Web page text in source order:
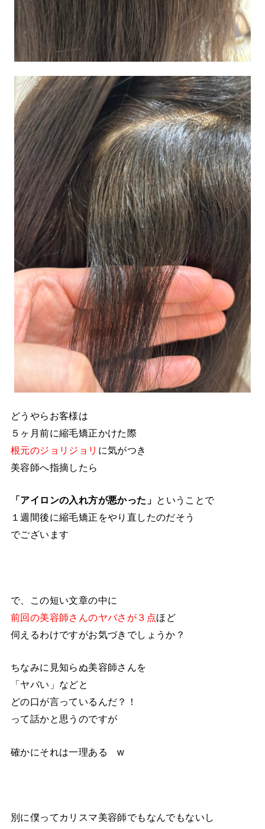
どうやらお客様は
５ヶ月前に縮毛矯正かけた際
根元のジョリジョリ に気がつき
美容師へ指摘したら
「アイロンの入れ方が悪かった」 ということで
１週間後に縮毛矯正をやり直したのだそう
でございます
で、この短い文章の中に
前回の美容師さんのヤバさが３点ほど
伺えるわけですがお気づきでしょうか？
ちなみに見知らぬ美容師さんを
「ヤバい」などと
どの口が言っているんだ？！
って話かと思うのですが
確かにそれは一理ある w
別に僕ってカリスマ美容師でもなんでもないし